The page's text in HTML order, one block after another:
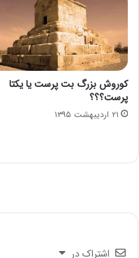
کوروش بزرگ بت پرست یا یکتا
پرست؟؟؟
۲۱ اردیبهشت ۱۳۹۵
اشتراک در